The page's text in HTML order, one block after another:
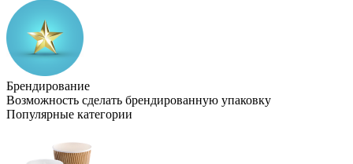
Брендирование
Возможность сделать брендированную упаковку
Популярные категории